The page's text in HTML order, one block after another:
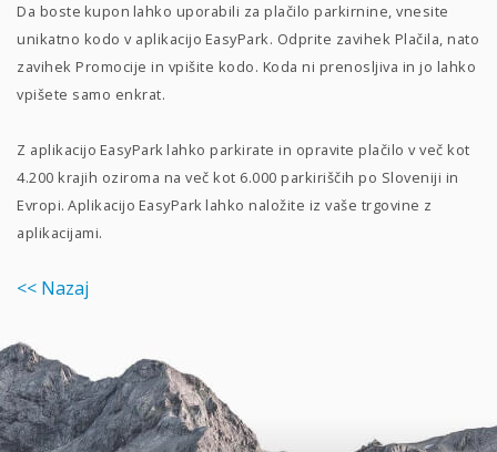
Da boste kupon lahko uporabili za plačilo parkirnine, vnesite
unikatno kodo v aplikacijo EasyPark. Odprite zavihek Plačila, nato
zavihek Promocije in vpišite kodo. Koda ni prenosljiva in jo lahko
vpišete samo enkrat.
Z aplikacijo EasyPark lahko parkirate in opravite plačilo v več kot
4.200 krajih oziroma na več kot 6.000 parkiriščih po Sloveniji in
Evropi. Aplikacijo EasyPark lahko naložite iz vaše trgovine z
aplikacijami.
<< Nazaj